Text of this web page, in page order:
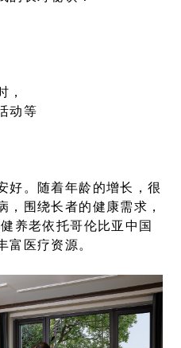
，
动等
好。随着年龄的增长，很
，围绕长者的健康需求，
养老依托哥伦比亚中国
富医疗资源。